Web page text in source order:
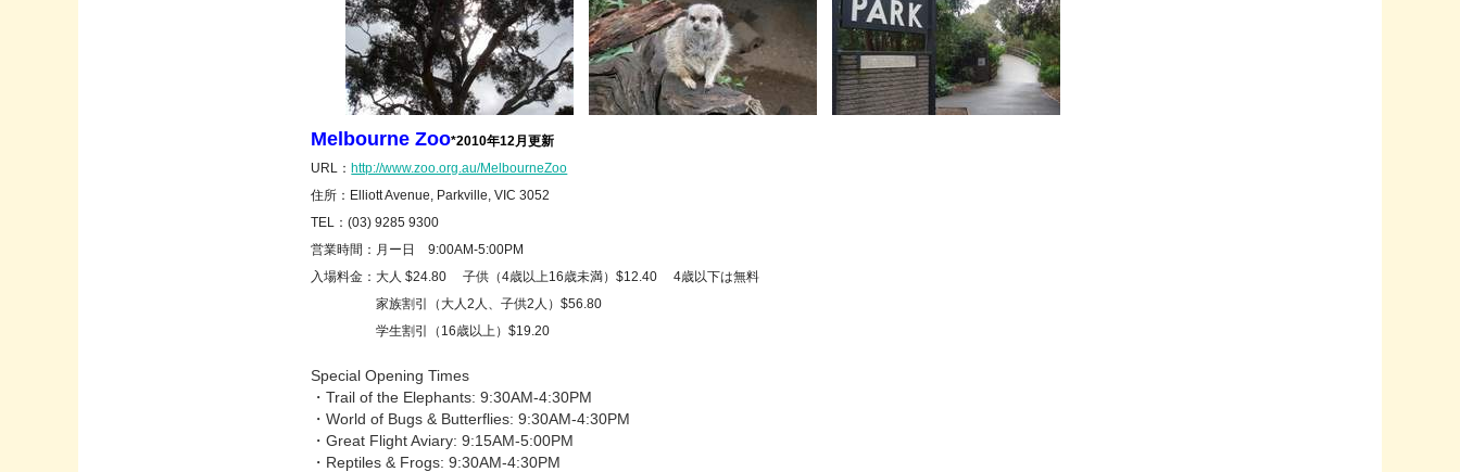
Melbourne Zoo*2010年12月更新
URL：http://www.zoo.org.au/MelbourneZoo
住所：Elliott Avenue, Parkville, VIC 3052
TEL：(03) 9285 9300
営業時間：月ー日 9:00AM-5:00PM
入場料金：大人 $24.80 子供（4歳以上16歳未満）$12.40 4歳以下は無料
家族割引（大人2人、子供2人）$56.80
学生割引（16歳以上）$19.20
Special Opening Times
・Trail of the Elephants: 9:30AM-4:30PM
・World of Bugs & Butterflies: 9:30AM-4:30PM
・Great Flight Aviary: 9:15AM-5:00PM
・Reptiles & Frogs: 9:30AM-4:30PM